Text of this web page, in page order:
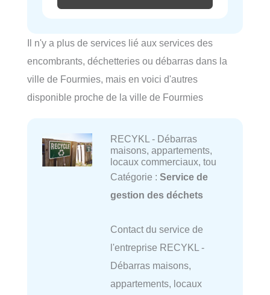
Il n'y a plus de services lié aux services des
encombrants, déchetteries ou débarras dans la
ville de Fourmies, mais en voici d'autres
disponible proche de la ville de Fourmies
RECYKL - Débarras
maisons, appartements,
locaux commerciaux, tou
Catégorie : Service de
gestion des déchets
Contact du service de
l'entreprise RECYKL -
Débarras maisons,
appartements, locaux